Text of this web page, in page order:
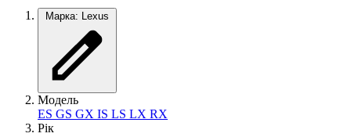
Марка: Lexus
Модель
ES GS GX IS LS LX RX
Рік